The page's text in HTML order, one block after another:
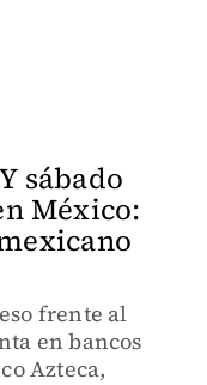
sábado
México:
frente al
en bancos
Azteca,